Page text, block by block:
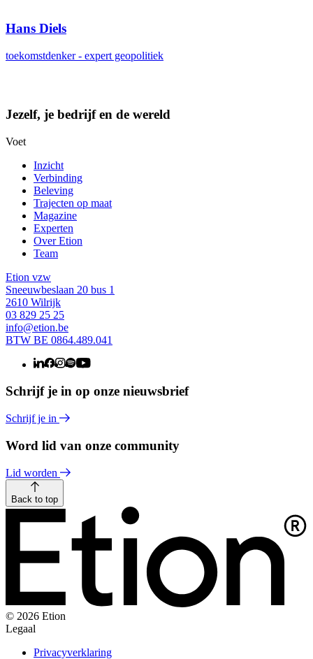
Hans Diels
toekomstdenker - expert geopolitiek
Jezelf, je bedrijf en de wereld
Voet
Inzicht
Verbinding
Beleving
Trajecten op maat
Magazine
Experten
Over Etion
Team
Etion vzw
Sneeuwbeslaan 20 bus 1
2610 Wilrijk
03 829 25 25
info@etion.be
BTW BE 0864.489.041
Schrijf je in op onze nieuwsbrief
Schrijf je in
Word lid van onze community
Lid worden
Back to top
© 2026 Etion
Legaal
Privacyverklaring